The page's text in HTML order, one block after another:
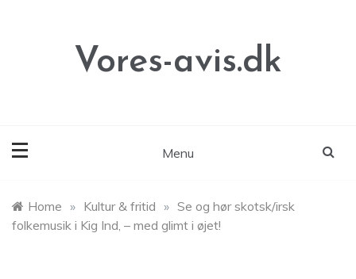
Vores-avis.dk
Menu
Home » Kultur & fritid » Se og hør skotsk/irsk
folkemusik i Kig Ind, – med glimt i øjet!